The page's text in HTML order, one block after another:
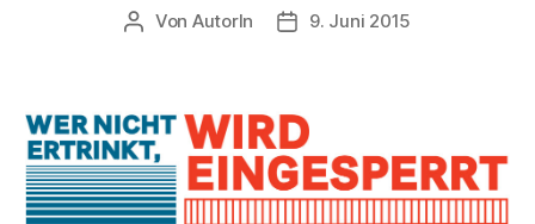
Beitragsautor
Von AutorIn Veröffentlichungsdatum
9. Juni 2015